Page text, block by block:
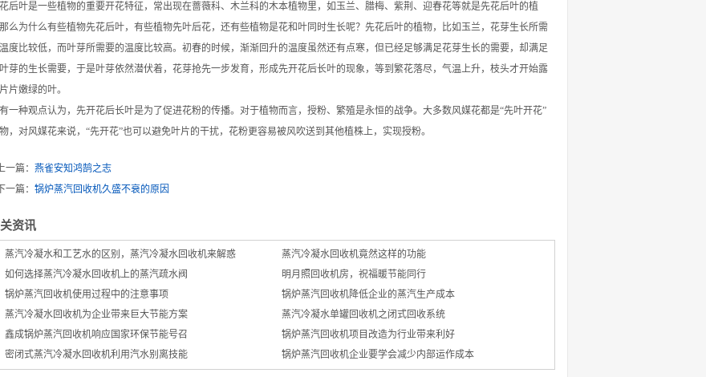
后叶是一些植物的重要开花特征，常出现在蔷薇科、木兰科的木本植物里，如玉兰、腊梅、紫荆、迎春花等就是先花后叶的植
么为什么有些植物先花后叶，有些植物先叶后花，还有些植物是花和叶同时生长呢？先花后叶的植物，比如玉兰，花芽生长所需
度比较低，而叶芽所需要的温度比较高。初春的时候，渐渐回升的温度虽然还有点寒，但已经足够满足花芽生长的需要，却满足
芽的生长需要，于是叶芽依然潜伏着，花芽抢先一步发育，形成先开花后长叶的现象，等到繁花落尽，气温上升，枝头才开始露
片嫩绿的叶。
一种观点认为，先开花后长叶是为了促进花粉的传播。对于植物而言，授粉、繁殖是永恒的战争。大多数风媒花都是“先叶开花”
，对风媒花来说，“先开花”也可以避免叶片的干扰，花粉更容易被风吹送到其他植株上，实现授粉。
一篇： 燕雀安知鸿鹄之志
下一篇： 锅炉蒸汽回收机久盛不衰的原因
资讯
蒸汽冷凝水和工艺水的区别，蒸汽冷凝水回收机来解惑
蒸汽冷凝水回收机竟然这样的功能
如何选择蒸汽冷凝水回收机上的蒸汽疏水阀
明月照回收机房，祝福暖节能同行
锅炉蒸汽回收机使用过程中的注意事项
锅炉蒸汽回收机降低企业的蒸汽生产成本
蒸汽冷凝水回收机为企业带来巨大节能方案
蒸汽冷凝水单罐回收机之闭式回收系统
鑫成锅炉蒸汽回收机响应国家环保节能号召
锅炉蒸汽回收机项目改造为行业带来利好
密闭式蒸汽冷凝水回收机利用汽水别离技能
锅炉蒸汽回收机企业要学会减少内部运作成本